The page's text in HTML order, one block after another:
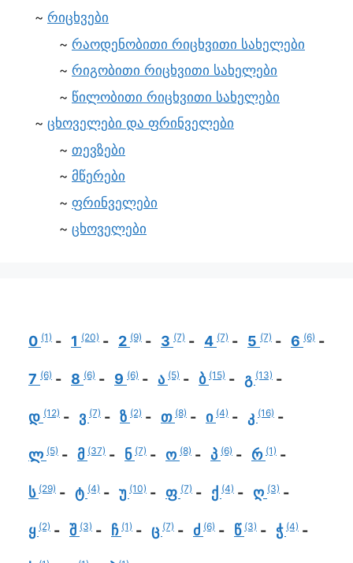
რიცხვები
რაოდენობითი რიცხვითი სახელები
რიგობითი რიცხვითი სახელები
წილობითი რიცხვითი სახელები
ცხოველები და ფრინველები
თევზები
მწერები
ფრინველები
ცხოველები
0 (1) 1 (20) 2 (9) 3 (7) 4 (7) 5 (7) 6 (6)
7 (6) 8 (6) 9 (6) ა (5) ბ (15) გ (13)
დ (12) ვ (7) ზ (2) თ (8) ი (4) კ (16)
ლ (5) მ (37) ნ (7) ო (8) პ (6) რ (1)
ს (29) ტ (4) უ (10) ფ (7) ქ (4) ღ (3)
ყ (2) შ (3) ჩ (1) ც (7) ძ (6) წ (3) ჭ (4)